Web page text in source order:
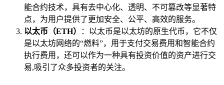
能合约技术，具有去中心化、透明、不可篡改等显著特
点，为用户提供了更加安全、公平、高效的服务。
以太币（ETH）
：以太币是以太坊的原生代币，它不仅
是以太坊网络的“燃料”，用于支付交易费用和智能合约
执行费用，还可以作为一种具有投资价值的资产进行交
易,吸引了众多投资者的关注。